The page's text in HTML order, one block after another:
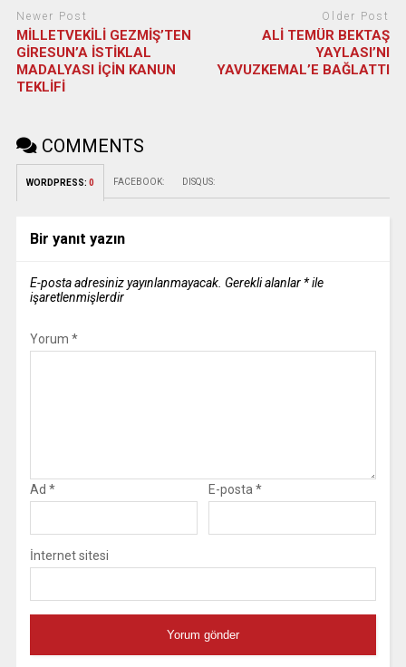
Newer Post
MİLLETVEKİLİ GEZMİŞ’TEN
GİRESUN’A İSTİKLAL
MADALYASI İÇİN KANUN
TEKLİFİ
Older Post
ALİ TEMÜR BEKTAŞ
YAYLASI’NI
YAVUZKEMAL’E BAĞLATTI
COMMENTS
WORDPRESS: 0 FACEBOOK: DISQUS:
Bir yanıt yazın
E-posta adresiniz yayınlanmayacak. Gerekli alanlar *ile
işaretlenmişlerdir
Yorum *
Ad * E-posta *
İnternet sitesi